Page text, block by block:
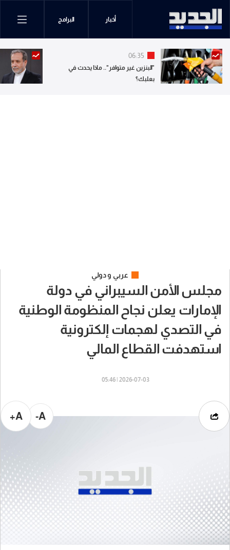
أخبار البرامج
06:35
"البنزين غير متوافر".. ماذا يحدث في
بعلبك؟
عربي و دولي
مجلس الأمن السيبراني في دولة
الإمارات يعلن نجاح المنظومة الوطنية
في التصدي لهجمات إلكترونية
استهدفت القطاع المالي
2026-07-03 | 05:46
A-
A+